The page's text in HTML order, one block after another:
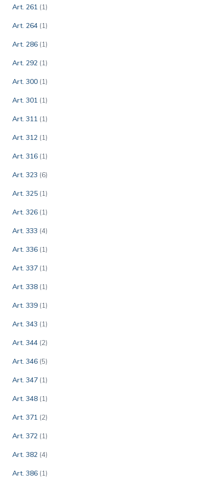
Art. 261 (1)
Art. 264 (1)
Art. 286 (1)
Art. 292 (1)
Art. 300 (1)
Art. 301 (1)
Art. 311 (1)
Art. 312 (1)
Art. 316 (1)
Art. 323 (6)
Art. 325 (1)
Art. 326 (1)
Art. 333 (4)
Art. 336 (1)
Art. 337 (1)
Art. 338 (1)
Art. 339 (1)
Art. 343 (1)
Art. 344 (2)
Art. 346 (5)
Art. 347 (1)
Art. 348 (1)
Art. 371 (2)
Art. 372 (1)
Art. 382 (4)
Art. 386 (1)